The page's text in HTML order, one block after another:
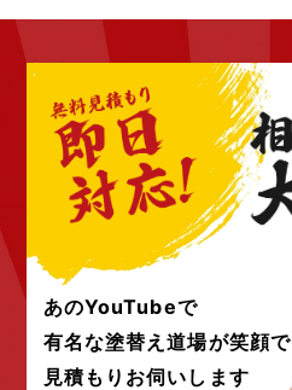
あのYouTubeで
有名な塗替え道場が笑顔で
見積もりお伺いします